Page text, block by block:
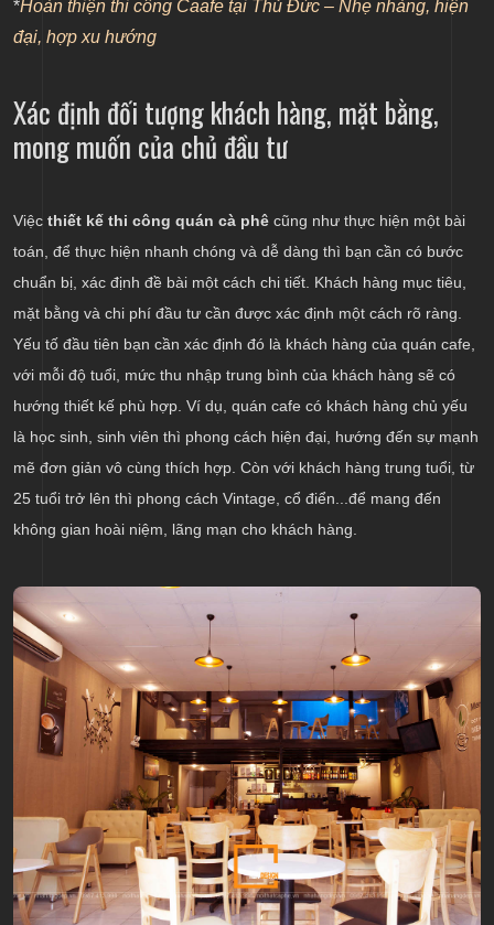
*Hoàn thiện thi công Caafe tại Thủ Đức – Nhẹ nhàng, hiện
đại, hợp xu hướng
Xác định đối tượng khách hàng, mặt bằng,
mong muốn của chủ đầu tư
Việc thiết kế thi công quán cà phê cũng như thực hiện một bài
toán, để thực hiện nhanh chóng và dễ dàng thì bạn cần có bước
chuẩn bị, xác định đề bài một cách chi tiết. Khách hàng mục tiêu,
mặt bằng và chi phí đầu tư cần được xác định một cách rõ ràng.
Yếu tố đầu tiên bạn cần xác định đó là khách hàng của quán cafe,
với mỗi độ tuổi, mức thu nhập trung bình của khách hàng sẽ có
hướng thiết kế phù hợp. Ví dụ, quán cafe có khách hàng chủ yếu
là học sinh, sinh viên thì phong cách hiện đại, hướng đến sự mạnh
mẽ đơn giản vô cùng thích hợp. Còn với khách hàng trung tuổi, từ
25 tuổi trở lên thì phong cách Vintage, cổ điển...để mang đến
không gian hoài niệm, lãng mạn cho khách hàng.